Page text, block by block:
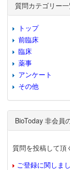
質問カテゴリー
トップ
前臨床
臨床
薬事
アンケート
その他
BioToday 非会員
質問を投稿して頂
ご登録に関しま